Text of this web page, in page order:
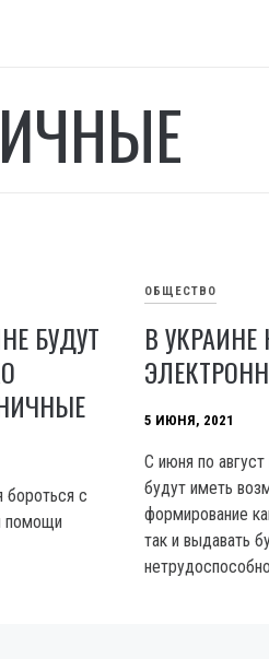
БУДУТ
бороться с
помощи
ОБЩЕСТВО
В
5 ИЮНЯ, 2021
С июня по
будут иметь
формирование
так и выдавать